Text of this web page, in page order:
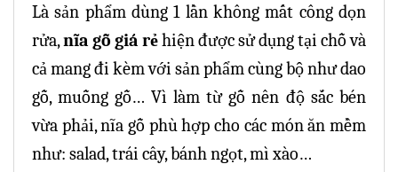
Là sản phẩm dùng 1 lần không mất công dọn
rửa,nĩa gỗ giá rẻhiện được sử dụng tại chỗ và
cả mang đi kèm với sản phẩm cùng bộ như dao
gỗ, muỗng gỗ… Vì làm từ gỗ nên độ sắc bén
vừa phải, nĩa gỗ phù hợp cho các món ăn mềm
như: salad, trái cây, bánh ngọt, mì xào…